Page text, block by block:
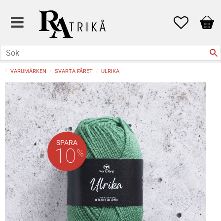
Favoriter
VARUMÄRKEN SVARTA FÅRET ULRIKA
SPARA
10%